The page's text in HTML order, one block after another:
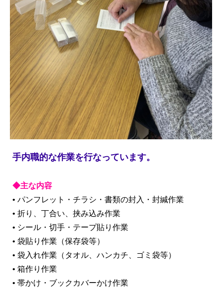
手内職的な作業を行なっています。
◆主な内容
• パンフレット・チラシ・書類の封入・封緘作業
• 折り、丁合い、挟み込み作業
• シール・切手・テープ貼り作業
• 袋貼り作業（保存袋等）
• 袋入れ作業（タオル、ハンカチ、ゴミ袋等）
• 箱作り作業
• 帯かけ・ブックカバーかけ作業